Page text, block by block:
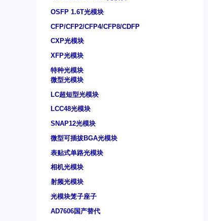
OSFP 1.6T光模块
CFP/CFP2/CFP4/CFP8/CDFP
CXP光模块
XFP光模块
特种光模块
微型光模块
LC超短型光模块
LCC48光模块
SNAP12光模块
微型可插拔BGA光模块
表贴式单路光模块
相机光模块
射频光模块
光模块笼子座子
AD7606国产替代